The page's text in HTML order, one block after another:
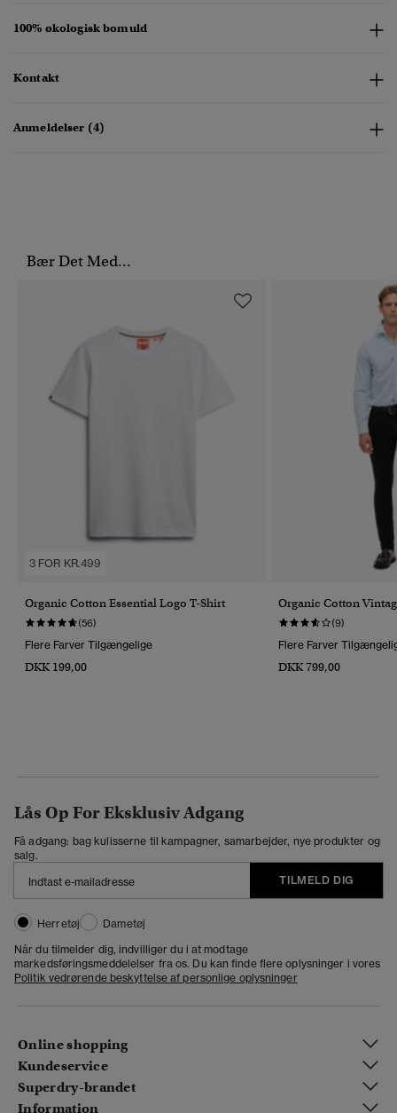
100% økologisk bomuld
Kontakt
Anmeldelser (4)
Bær Det Med...
3 FOR KR.499
Organic Cotton Essential Logo T-Shirt
(56)
Flere Farver Tilgængelige
DKK 199,00
Organic Cotton
(9)
Flere Farver
DKK 799,00
Lås Op For Eksklusiv Adgang
Få adgang: bag kulisserne til kampagner, samarbejder, nye produkter og
salg.
TILMELD DIG
Herretøj
Dametøj
Når du tilmelder dig, indvilliger du i at modtage
markedsføringsmeddelelser fra os. Du kan finde flere oplysninger i vores
Politik vedrørende beskyttelse af personlige oplysninger
Online shopping
Kundeservice
Superdry-brandet
Information